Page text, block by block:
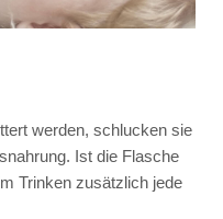
werden, schlucken sie
Ist die Flasche
Trinken zusätzlich jede